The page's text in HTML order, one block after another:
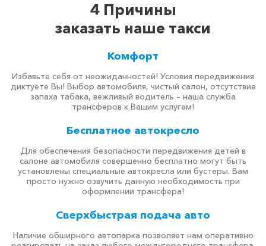
4 Причины
заказать наше такси
Комфорт
Избавьте себя от неожиданностей! Условия передвижения
диктуете Вы! Выбор автомобиля, чистый салон, отсутствие
запаха табака, вежливый водитель – наша служба
трансферов к Вашим услугам!
Бесплатное автокресло
Для обеспечения безопасности передвижения детей в
салоне автомобиля совершенно бесплатно могут быть
установлены специальные автокресла или бустеры. Вам
просто нужно озвучить данную необходимость при
оформлении трансфера!
Сверхбыстрая подача авто
Наличие обширного автопарка позволяет нам оперативно